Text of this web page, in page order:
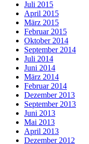
Juli 2015
April 2015
März 2015
Februar 2015
Oktober 2014
September 2014
Juli 2014
Juni 2014
März 2014
Februar 2014
Dezember 2013
September 2013
Juni 2013
Mai 2013
April 2013
Dezember 2012